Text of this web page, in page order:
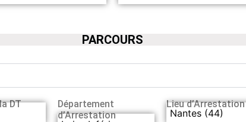
PARCOURS
DT
Département
d’Arrestation
Lieu d’Arrestation
Nantes (44)